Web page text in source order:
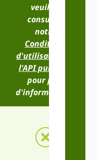
veuillez
consulter
notre
Conditions
d'utilisation de
l'API publique
pour plus
d'informations)